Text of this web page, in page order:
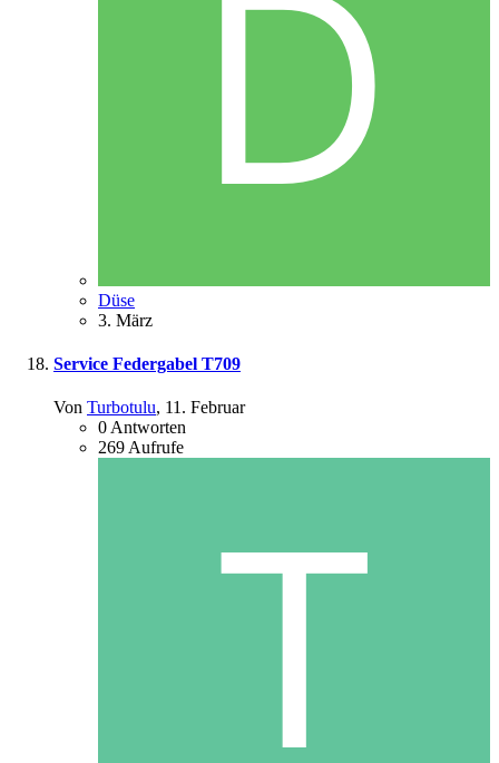
Düse
3. März
Service Federgabel T709
Von Turbotulu, 11. Februar
0 Antworten
269 Aufrufe